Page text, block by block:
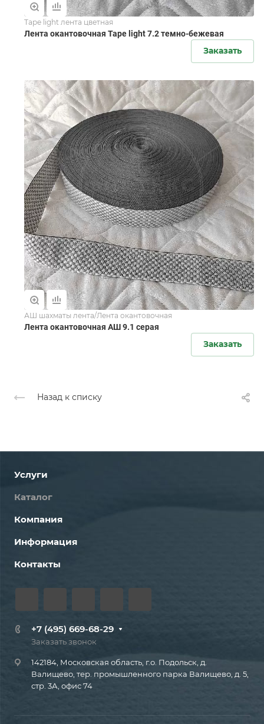
Tape light лента цветная
Лента окантовочная Tape light 7.2 темно-бежевая
Заказать
АШ шахматы лента/Лента окантовочная
Лента окантовочная АШ 9.1 серая
Заказать
Назад к списку
Услуги
Каталог
Компания
Информация
Контакты
+7 (495) 669-68-29
Заказать звонок
142184, Московская область, г.о. Подольск, д.
Валищево, тер. промышленного парка Валищево, д. 5,
стр. 3А, офис 74